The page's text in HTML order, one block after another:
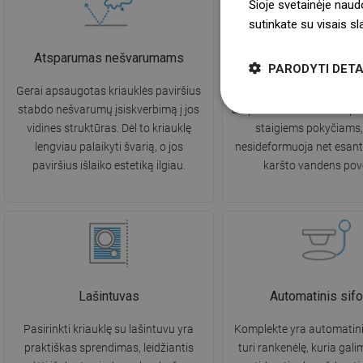
Atsparumas nešvarumams
Gerai apsaugotas kriauklės paviršius
stabdo nešvarumų įsiskverbimą į jos
vidines struktūras. Dėl to kriauklę
lengviau palaikyti švarią, o jos
paviršius išlaiko estetiką ilgiau.
Atsparumas aukštai
atsparumu aukštai
staigiems
nesideformuoja net
karšto vandens
Lašintuvas
Pasirinkti kriauklę su lašintuvu yra
praktiškas sprendimas, leidžiantis
Automatinis
Komplekte yra
turi rankenėlę, kuria
Šioje svetainėje
sutinkate su visais
PARODYTI